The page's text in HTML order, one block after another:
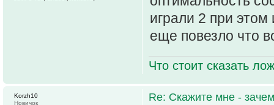
играли 2 при этом
еще повезло что
Что стоит сказать
Re: Скажите мне -
Korzh10
Новичок